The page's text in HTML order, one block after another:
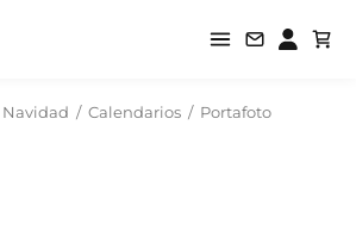
Navidad / Calendarios / Portafoto